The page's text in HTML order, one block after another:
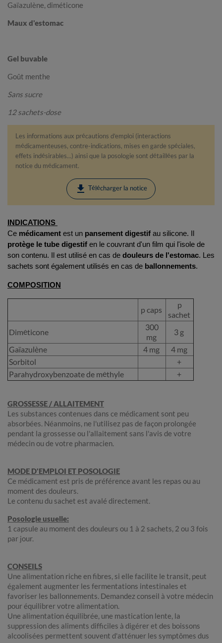
Gaïazulène, diméticone
Maux d'estomac
Gel buvable
Goût menthe
Sans sucre
12 sachets-dose
Les informations aux précautions d'emploi (interactions
médicamenteuses, contre-indications, mises en garde spéciales,
effets indésirables...) ainsi que la posologie sont détaillées par la
notice du médicament.
download Télécharger la notice
INDICATIONS
Ce médicament est un pansement digestif au silicone. Il
protège le tube digestif en le couvrant d'un film qui l'isole de
son contenu. Il est utilisé en cas de douleurs de l'estomac. Les
sachets sont également utilisés en cas de ballonnements.
COMPOSITION
p caps
p
sachet
Diméticone
300
mg
3 g
Gaïazulène
4 mg
4 mg
Sorbitol
+
Parahydroxybenzoate de méthyle
+
GROSSESSE / ALLAITEMENT
Les substances contenues dans ce médicament sont peu
absorbées. Néanmoins, ne l'utilisez pas de façon prolongée
pendant la grossesse ou l'allaitement sans l'avis de votre
médecin ou de votre pharmacien.
MODE D'EMPLOI ET POSOLOGIE
Ce médicament est pris de préférence avant les repas ou au
moment des douleurs.
Le contenu du sachet est avalé directement.
Posologie usuelle:
1 capsule au moment des douleurs ou 1 à 2 sachets, 2 ou 3 fois
par jour.
CONSEILS
Une alimentation riche en fibres, si elle facilite le transit, peut
également augmenter les fermentations intestinales et
favoriser les ballonnements. Demandez conseil à votre médecin
pour équilibrer votre alimentation.
Une alimentation équilibrée, une mastication lente, la
suppression des aliments difficiles à digérer et des boissons
alcoolisées permettent souvent d'atténuer les symptômes dus